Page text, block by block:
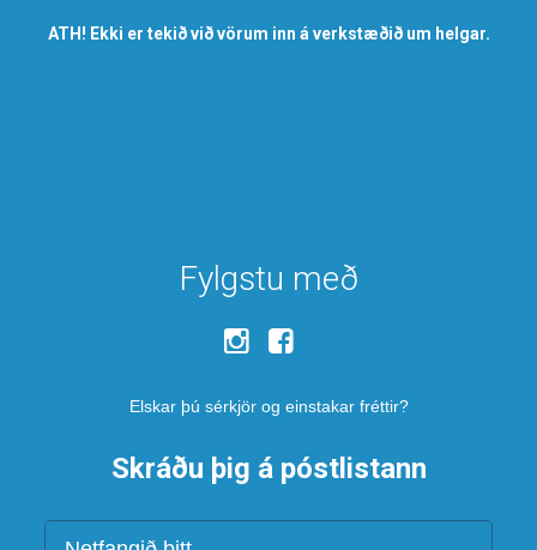
ATH! Ekki er tekið við vörum inn á verkstæðið um helgar.
Fylgstu með
Elskar þú sérkjör og einstakar fréttir?
Skráðu þig á póstlistann
Netfang